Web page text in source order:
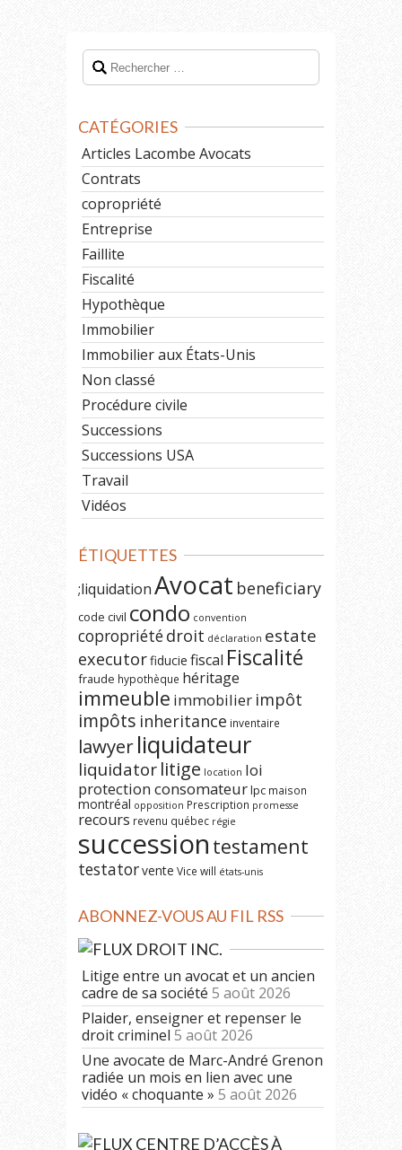
CATÉGORIES
Articles Lacombe Avocats
Contrats
copropriété
Entreprise
Faillite
Fiscalité
Hypothèque
Immobilier
Immobilier aux États-Unis
Non classé
Procédure civile
Successions
Successions USA
Travail
Vidéos
ÉTIQUETTES
;liquidationAvocat beneficiary
code civil condo convention
copropriétédroit déclaration estate
executorfiducie fiscal Fiscalité
fraude hypothèque héritage
immeuble immobilier impôt
impôts inheritance inventaire
lawyerliquidateur
liquidatorlitige location loi
protection consomateurlpc maison
montréal opposition Prescription promesse
recours revenu québec régie
succession testament
testatorvente Vice will états-unis
ABONNEZ-VOUS AU FIL RSS
DROIT INC.
Litige entre un avocat et un ancien
cadre de sa société 5 août 2026
Plaider, enseigner et repenser le
droit criminel 5 août 2026
Une avocate de Marc-André Grenon
radiée un mois en lien avec une
vidéo « choquante » 5 août 2026
CENTRE D’ACCÈS À